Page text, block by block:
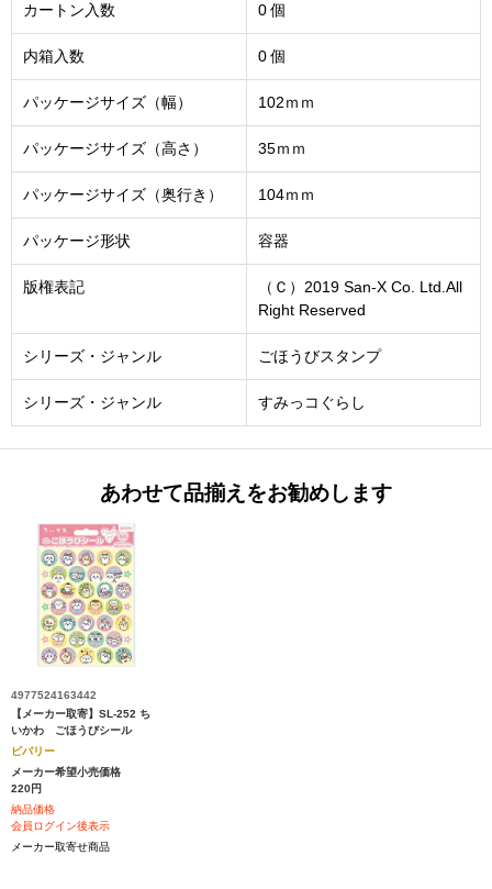
カートン入数 0 個
内箱入数 0 個
パッケージサイズ（幅） 102ｍｍ
パッケージサイズ（高さ） 35ｍｍ
パッケージサイズ（奥行き） 104ｍｍ
パッケージ形状 容器
版権表記
（Ｃ）2019 San-X Co. Ltd.All
Right Reserved
シリーズ・ジャンル ごほうびスタンプ
シリーズ・ジャンル すみっコぐらし
あわせて品揃えをお勧めします
4977524163442
【メーカー取寄】SL-252 ち
いかわ ごほうびシール
ビバリー
メーカー希望小売価格
220円
納品価格
会員ログイン後表示
メーカー取寄せ商品